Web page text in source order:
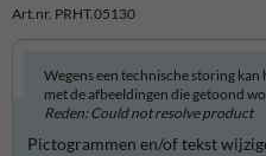
Art.nr. PRHT.05130
Wegens een technische storing
met de afbeeldingen die getoond
Reden: Could not resolve product
Product zelf aanpassen?
Pictogrammen en/of tekst